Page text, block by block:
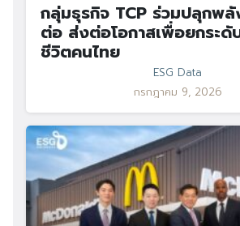
กลุ่มธุรกิจ TCP ร่วมปลุกพลั
ต่อ ส่งต่อโอกาสเพื่อยกระ
ชีวิตคนไทย
ESG Data
กรกฎาคม 9, 2026